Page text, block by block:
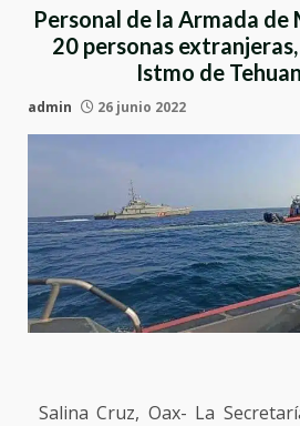
Personal de la Armada de
20 personas
Istmo de
admin 26 junio 2022
Salina Cruz, Oax- La